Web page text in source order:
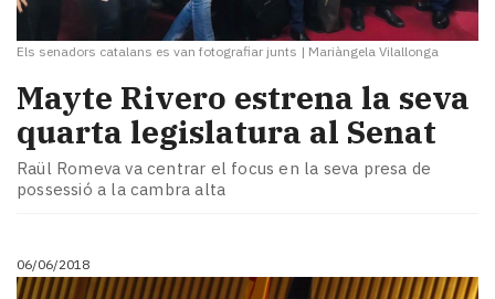
Els senadors catalans es van fotografiar junts | Mariàngela Vilallonga
Mayte Rivero estrena la seva
quarta legislatura al Senat
Raül Romeva va centrar el focus en la seva presa de
possessió a la cambra alta
06/06/2018